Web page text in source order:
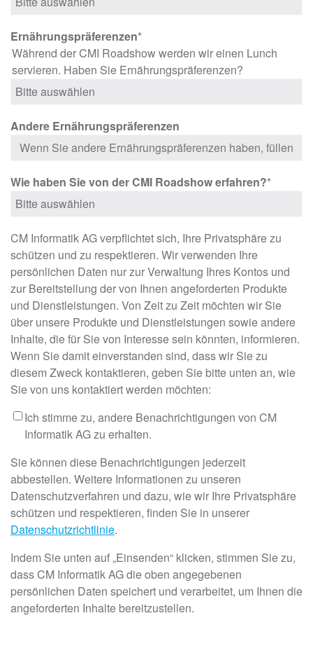
Ernährungspräferenzen*
Während der CMI Roadshow werden wir einen Lunch
servieren. Haben Sie Ernährungspräferenzen?
Andere Ernährungspräferenzen
Wie haben Sie von der CMI Roadshow erfahren?*
CM Informatik AG verpflichtet sich, Ihre Privatsphäre zu
schützen und zu respektieren. Wir verwenden Ihre
persönlichen Daten nur zur Verwaltung Ihres Kontos und
zur Bereitstellung der von Ihnen angeforderten Produkte
und Dienstleistungen. Von Zeit zu Zeit möchten wir Sie
über unsere Produkte und Dienstleistungen sowie andere
Inhalte, die für Sie von Interesse sein könnten, informieren.
Wenn Sie damit einverstanden sind, dass wir Sie zu
diesem Zweck kontaktieren, geben Sie bitte unten an, wie
Sie von uns kontaktiert werden möchten:
Ich stimme zu, andere Benachrichtigungen von CM
Informatik AG zu erhalten.
Sie können diese Benachrichtigungen jederzeit
abbestellen. Weitere Informationen zu unseren
Datenschutzverfahren und dazu, wie wir Ihre Privatsphäre
schützen und respektieren, finden Sie in unserer
Datenschutzrichtlinie.
Indem Sie unten auf „Einsenden“ klicken, stimmen Sie zu,
dass CM Informatik AG die oben angegebenen
persönlichen Daten speichert und verarbeitet, um Ihnen die
angeforderten Inhalte bereitzustellen.